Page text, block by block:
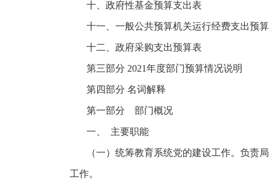
十、政府性基金预算支出表
十一、一般公共预算机关运行经费支出预
十二、政府采购支出预算表
第三部分 2021年度部门预算情况说明
第四部分 名词解释
第一部分 部门概况
一、 主要职能
（一）统筹教育系统党的建设工作。负责
工作。